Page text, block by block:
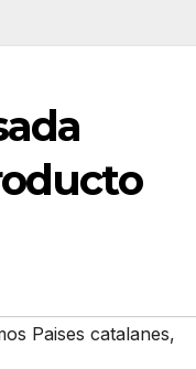
Paises catalanes,